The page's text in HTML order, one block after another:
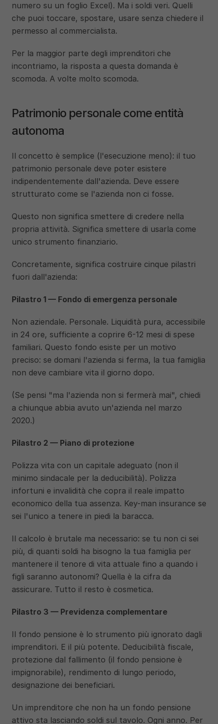
numero su un foglio Excel). Ma i soldi veri. Quelli
che puoi toccare, spostare, usare senza chiedere il
permesso al commercialista.
Per la maggior parte degli imprenditori che
incontriamo, la risposta a questa domanda è
scomoda. A volte molto scomoda.
Patrimonio personale come entità
autonoma
Il concetto è semplice (l'esecuzione meno): il tuo
patrimonio personale deve poter esistere
indipendentemente dall'azienda. Deve essere
strutturato come se l'azienda non ci fosse.
Questo non significa smettere di credere nella
propria attività. Significa smettere di usarla come
unico strumento finanziario.
Concretamente, significa costruire cinque pilastri
fuori dall'azienda:
Pilastro 1 — Fondo di emergenza personale
Non aziendale. Personale. Liquidità pura, accessibile
in 24 ore, sufficiente a coprire 6-12 mesi di spese
familiari. Questo fondo esiste per un motivo
preciso: se domani l'azienda si ferma, la tua famiglia
non deve cambiare vita il giorno dopo.
(Se pensi "ma l'azienda non si fermerà mai", chiedi
a chiunque abbia avuto un'azienda nel marzo
2020.)
Pilastro 2 — Piano di protezione
Polizza vita con un capitale adeguato (non il
minimo sindacale per la deducibilità). Polizza
infortuni e invalidità che copra il reale impatto
economico della tua assenza. Key-man insurance se
sei l'unico a tenere in piedi la baracca.
Il calcolo è brutale ma necessario: se tu non ci sei
più, di quanti soldi ha bisogno la tua famiglia per
mantenere il tenore di vita attuale fino a quando i
figli saranno autonomi? Quella è la cifra da
assicurare. Tutto il resto è cosmetica.
Pilastro 3 — Previdenza complementare
Il fondo pensione è lo strumento più ignorato dagli
imprenditori. E il più potente. Deducibilità fiscale,
protezione dal fallimento (il fondo pensione è
impignorabile), rendimento di lungo periodo,
designazione dei beneficiari.
Un imprenditore che non ha un fondo pensione
attivo sta lasciando soldi sul tavolo. Ogni anno. Per